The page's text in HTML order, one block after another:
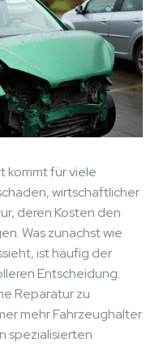
kommt für viele
wirtschaftlicher
deren Kosten den
Was zunächst wie
ist häufig der
Entscheidung.
Reparatur zu
mehr Fahrzeughalter
spezialisierten